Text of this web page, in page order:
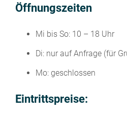
Öffnungszeiten
Mi bis So: 10 – 18 Uhr
Di: nur auf Anfrage (für
Mo: geschlossen
Eintrittspreise: